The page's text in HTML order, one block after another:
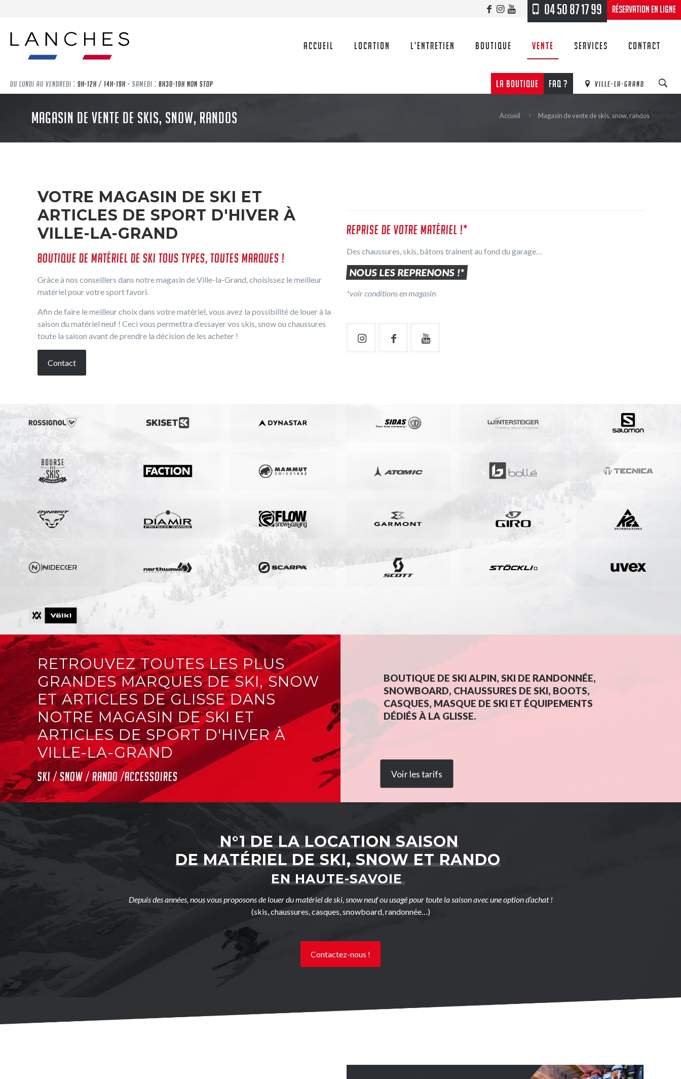
04 50 87 17 99 Réservation en ligne
Accueil Location L’Entretien Boutique Vente Services Contact
DU LUNDI AU VENDREDI : 9H-12H / 14H-19H - SAMEDI : 8H30-19H NON STOP LA BOUTIQUE FAQ ? VILLE-LA-GRAND
MAGASIN DE VENTE DE SKIS, SNOW, RANDOS Accueil Magasin de vente de skis, snow, randos
VOTRE MAGASIN DE SKI ET
ARTICLES DE SPORT D'HIVER À
VILLE-LA-GRAND
BOUTIQUE DE MATÉRIEL DE SKI TOUS TYPES, TOUTES MARQUES !
Grâce à nos conseillers dans notre magasin de Ville-la-Grand, choisissez le meilleur
matériel pour votre sport favori.
Afin de faire le meilleur choix dans votre matériel, vous avez la possibilité de louer à la
saison du matériel neuf ! Ceci vous permettra d’essayer vos skis, snow ou chaussures
toute la saison avant de prendre la décision de les acheter !
Contact
REPRISE DE VOTRE MATÉRIEL !*
Des chaussures, skis, bâtons trainent au fond du garage…
NOUS LES REPRENONS !*
*voir conditions en magasin
RETROUVEZ TOUTES LES PLUS
GRANDES MARQUES DE SKI, SNOW
ET ARTICLES DE GLISSE DANS
NOTRE MAGASIN DE SKI ET
ARTICLES DE SPORT D'HIVER À
VILLE-LA-GRAND
SKI / SNOW / RANDO /ACCESSOIRES
BOUTIQUE DE SKI ALPIN, SKI DE RANDONNÉE,
SNOWBOARD, CHAUSSURES DE SKI, BOOTS,
CASQUES, MASQUE DE SKI ET ÉQUIPEMENTS
DÉDIÉS À LA GLISSE.
Voir les tarifs
N°1 DE LA LOCATION SAISON
DE MATÉRIEL DE SKI, SNOW ET RANDO
EN HAUTE-SAVOIE
Depuis des années, nous vous proposons de louer du matériel de ski, snow neuf ou usagé pour toute la saison avec une option d’achat !
(skis, chaussures, casques, snowboard, randonnée…)
Contactez-nous !